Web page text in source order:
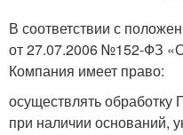
В соответствии с
от 27.07.2006 №152-ФЗ
Компания имеет право:
осуществлять обработку
при наличии оснований,